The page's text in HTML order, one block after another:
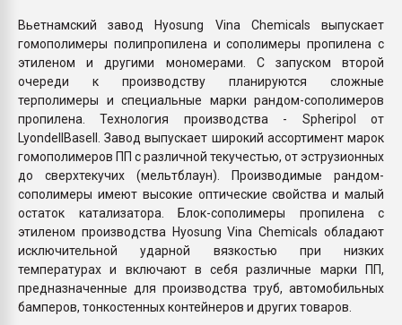
Вьетнамский завод Hyosung Vina Chemicals выпускает
гомополимеры полипропилена и сополимеры пропилена с
этиленом и другими мономерами. С запуском второй
очереди к производству планируются сложные
терполимеры и специальные марки рандом-сополимеров
пропилена. Технология производства - Spheripol от
LyondellBasell. Завод выпускает широкий ассортимент марок
гомополимеров ПП с различной текучестью, от эструзионных
до сверхтекучих (мельтблаун). Производимые рандом-
сополимеры имеют высокие оптические свойства и малый
остаток катализатора. Блок-сополимеры пропилена с
этиленом производства Hyosung Vina Chemicals обладают
исключительной ударной вязкостью при низких
температурах и включают в себя различные марки ПП,
предназначенные для производства труб, автомобильных
бамперов, тонкостенных контейнеров и других товаров.